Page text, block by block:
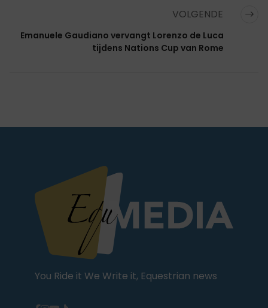
VOLGENDE
Emanuele Gaudiano vervangt Lorenzo de Luca
tijdens Nations Cup van Rome
You Ride it We Write it, Equestrian news